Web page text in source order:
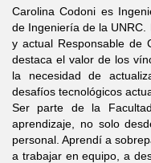
Carolina Codoni es
de Ingeniería de la
y actual Responsable de
destaca el valor de los
la necesidad de
desafíos tecnológicos
Ser parte de la
aprendizaje, no solo
personal. Aprendí a
a trabajar en equipo, a